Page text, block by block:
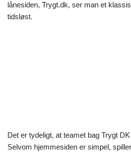
lånesiden, Trygt.dk, ser man et
tidsløst.
Det er tydeligt, at teamet bag Trygt
Selvom hjemmesiden er simpel,